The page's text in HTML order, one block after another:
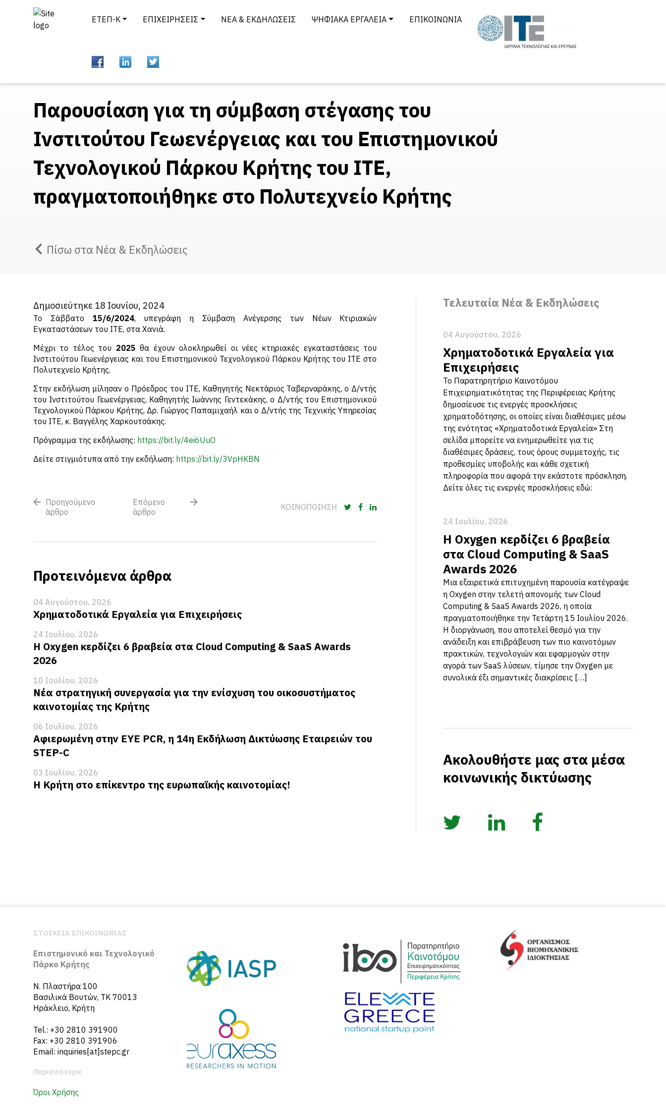
ΕΤΕΠ-Κ ΕΠΙΧΕΙΡΗΣΕΙΣ ΝΈΑ & ΕΚΔΗΛΏΣΕΙΣ ΨΗΦΙΑΚΆ ΕΡΓΑΛΕΊΑ ΕΠΙΚΟΙΝΩΝΊΑ
Παρουσίαση για τη σύμβαση στέγασης του
Ινστιτούτου Γεωενέργειας και του Επιστημονικού
Τεχνολογικού Πάρκου Κρήτης του ΙΤΕ,
πραγματοποιήθηκε στο Πολυτεχνείο Κρήτης
Πίσω στα Νέα & Εκδηλώσεις
Δημοσιεύτηκε 18 Ιουνίου, 2024
Το Σάββατο 15/6/2024, υπεγράφη η Σύμβαση Ανέγερσης των Νέων Κτιριακών
Εγκαταστάσεων του ΙΤΕ, στα Χανιά.
Μέχρι το τέλος του 2025 θα έχουν ολοκληρωθεί οι νέες κτηριακές εγκαταστάσεις του
Ινστιτούτου Γεωενέργειας και του Επιστημονικού Τεχνολογικού Πάρκου Κρήτης του ΙΤΕ στο
Πολυτεχνείο Κρήτης.
Στην εκδήλωση μίλησαν ο Πρόεδρος του ΙΤΕ, Καθηγητής Νεκτάριος Ταβερναράκης, ο Δ/ντής
του Ινστιτούτου Γεωενέργειας, Καθηγητής Ιωάννης Γεντεκάκης, ο Δ/ντής του Επιστημονικού
Τεχνολογικού Πάρκου Κρήτης, Δρ. Γιώργος Παπαμιχαήλ και ο Δ/ντής της Τεχνικής Υπηρεσίας
του ΙΤΕ, κ. Βαγγέλης Χαρκουτσάκης.
Πρόγραμμα της εκδήλωσης: https://bit.ly/4ei6UuO
Δείτε στιγμιότυπα από την εκδήλωση: https://bit.ly/3VpHKBN
Προηγούμενο
άρθρο
Επόμενο
άρθρο
ΚΟΙΝΟΠΟΙΗΣΗ
Προτεινόμενα άρθρα
04 Αυγούστου, 2026
Χρηματοδοτικά Εργαλεία για Επιχειρήσεις
24 Ιουλίου, 2026
Η Oxygen κερδίζει 6 βραβεία στα Cloud Computing & SaaS Awards
2026
10 Ιουλίου, 2026
Νέα στρατηγική συνεργασία για την ενίσχυση του οικοσυστήματος
καινοτομίας της Κρήτης
06 Ιουλίου, 2026
Αφιερωμένη στην EYE PCR, η 14η Εκδήλωση Δικτύωσης Εταιρειών του
STEP-C
03 Ιουλίου, 2026
Η Κρήτη στο επίκεντρο της ευρωπαϊκής καινοτομίας!
Τελευταία Νέα & Εκδηλώσεις
04 Αυγούστου, 2026
Χρηματοδοτικά Εργαλεία για
Επιχειρήσεις
Το Παρατηρητήριο Καινοτόμου
Επιχειρηματικότητας της Περιφέρειας Κρήτης
δημοσίευσε τις ενεργές προσκλήσεις
χρηματοδότησης, οι οποίες είναι διαθέσιμες μέσω
της ενότητας «Χρηματοδοτικά Εργαλεία» Στη
σελίδα μπορείτε να ενημερωθείτε για τις
διαθέσιμες δράσεις, τους όρους συμμετοχής, τις
προθεσμίες υποβολής και κάθε σχετική
πληροφορία που αφορά την εκάστοτε πρόσκληση.
Δείτε όλες τις ενεργές προσκλήσεις εδώ:
24 Ιουλίου, 2026
Η Oxygen κερδίζει 6 βραβεία
στα Cloud Computing & SaaS
Awards 2026
Μια εξαιρετικά επιτυχημένη παρουσία κατέγραψε
η Oxygen στην τελετή απονομής των Cloud
Computing & SaaS Awards 2026, η οποία
πραγματοποιήθηκε την Τετάρτη 15 Ιουλίου 2026.
Η διοργάνωση, που αποτελεί θεσμό για την
ανάδειξη και επιβράβευση των πιο καινοτόμων
πρακτικών, τεχνολογιών και εφαρμογών στην
αγορά των SaaS λύσεων, τίμησε την Oxygen με
συνολικά έξι σημαντικές διακρίσεις […]
Ακολουθήστε μας στα μέσα
κοινωνικής δικτύωσης
ΣΤΟΙΧΕΙΑ ΕΠΙΚΟΙΝΩΝΙΑΣ
Επιστημονικό και Τεχνολογικό
Πάρκο Κρήτης
N. Πλαστήρα 100
Βασιλικά Βουτών, ΤΚ 70013
Ηράκλειο, Κρήτη
Tel.: +30 2810 391900
Fax: +30 2810 391906
Email: inquiries[at]stepc.gr
Περισσότερα
Όροι Χρήσης